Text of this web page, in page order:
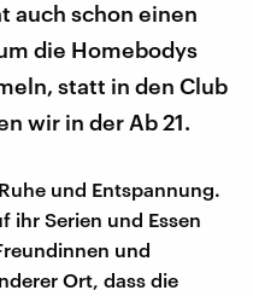
auch schon einen
die Homebodys
statt in den Club
wir in der Ab 21.
und Entspannung.
ihr Serien und Essen
und
Ort, dass die